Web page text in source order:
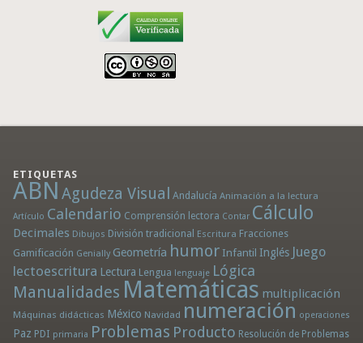
ETIQUETAS
ABN Agudeza Visual Andalucía Animación a la lectura
Artículo Calendario Comprensión lectora Contar Cálculo
Decimales Dibujos División tradicional Escritura Fracciones
Gamificación Genially Geometría humor Infantil Inglés Juego
lectoescritura Lectura Lengua lenguaje Lógica
Manualidades Matemáticas multiplicación
Máquinas didácticas México Navidad numeración operaciones
Paz PDI primaria Problemas Producto Resolución de Problemas